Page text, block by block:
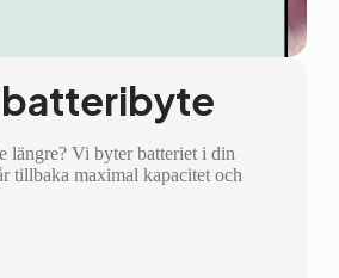
batteribyte
längre? Vi byter batteriet i din
tillbaka maximal kapacitet och